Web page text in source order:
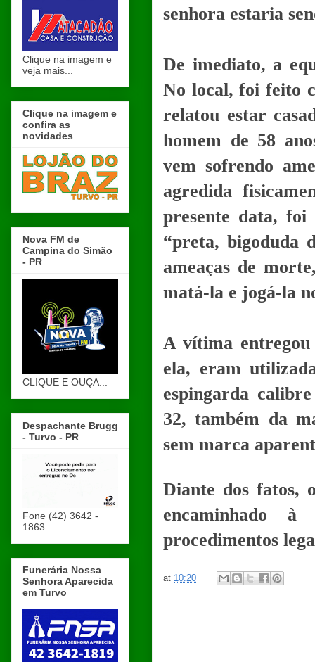
senhora estaria
De imediato, a
No local, foi feito
relatou estar
homem de 58
vem sofrendo
agredida
presente data, foi
“preta, bigoduda
ameaças de
matá-la e jogá-la
A vítima entregou
ela, eram
espingarda
32, também da
sem marca
Diante dos fatos,
encaminhado
procedimentos
at 10:20
Clique na imagem e
veja mais...
Clique na imagem e
confira as
novidades
Nova FM de
Campina do Simão
- PR
CLIQUE E OUÇA...
Despachante Brugg
- Turvo - PR
Fone (42) 3642 -
1863
Funerária Nossa
Senhora Aparecida
em Turvo